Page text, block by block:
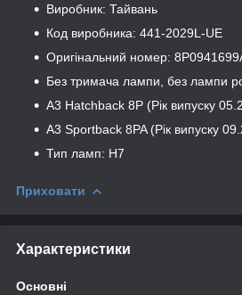
Виробник: Тайвань
Код виробника: 441-2029L-UE
Оригінальний номер:
Без тримача лампи, без лампи
A3 Hatchback 8P (Рік випуску
A3 Sportback 8PA (Рік випуску
Тип ламп: Н7
Приховати
Характеристики
Основні